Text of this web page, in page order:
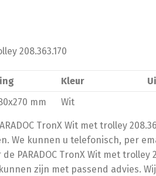
208.363.170
Kleur
mm Wit
TronX Wit met trolley
We kunnen u telefonisch, per
PARADOC TronX Wit met trolley
zijn met passend advies.